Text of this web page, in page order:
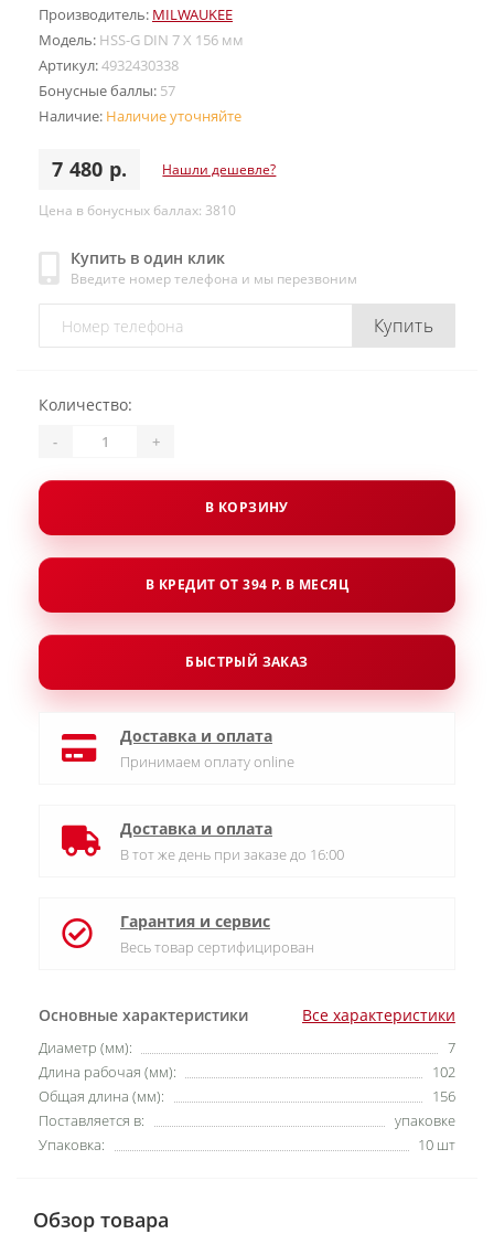
Производитель: MILWAUKEE
Модель: HSS-G DIN 7 X 156 мм
Артикул:4932430338
Бонусные баллы: 57
Наличие: Наличие уточняйте
7 480 р. Нашли дешевле?
Цена в бонусных баллах: 3810
Купить в один клик
Введите номер телефона и мы перезвоним
Купить
Основные характеристики Все характеристики
Диаметр (мм):
7
Длина рабочая (мм):
102
Общая длина (мм):
156
Поставляется в:
упаковке
Упаковка:
10 шт
Количество:
- +
В КОРЗИНУ
В КРЕДИТ ОТ 394 Р. В МЕСЯЦ
БЫСТРЫЙ ЗАКАЗ
Доставка и оплата
Принимаем оплату online
Доставка и оплата
В тот же день при заказе до 16:00
Гарантия и сервис
Весь товар сертифицирован
Обзор товара